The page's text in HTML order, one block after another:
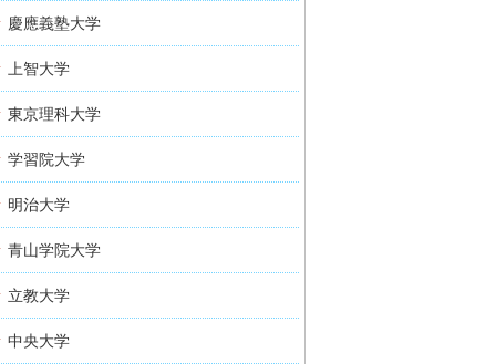
慶應義塾大学
上智大学
東京理科大学
学習院大学
明治大学
青山学院大学
立教大学
中央大学